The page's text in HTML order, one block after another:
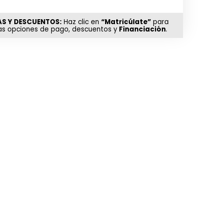
Y DESCUENTOS:Haz clic en “Matricúlate”para
opciones de pago, descuentos y Financiación.